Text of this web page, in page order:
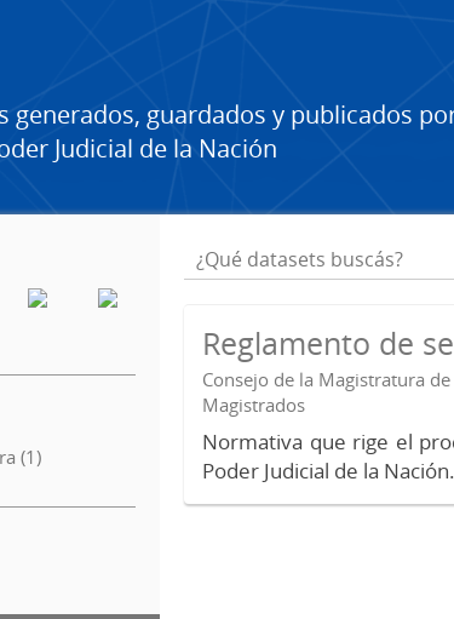
generados, guardados y publicados
Judicial de la Nación
(1)
Reglamento de
Consejo de la Magistratura
Magistrados
Normativa que rige el
Poder Judicial de la Nación.